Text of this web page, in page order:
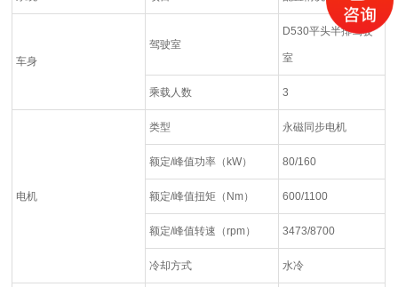
车身
驾驶室
D530平头半排驾驶
室
乘载人数 3
电机
类型 永磁同步电机
额定/峰值功率（kW） 80/160
额定/峰值扭矩（Nm） 600/1100
额定/峰值转速（rpm） 3473/8700
冷却方式 水冷